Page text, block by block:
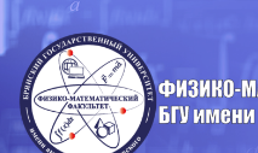
Перейти
к
содержимому